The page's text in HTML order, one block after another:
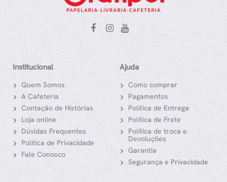
Institucional
Quem Somos
A Cafeteria
Contação de Histórias
Loja online
Dúvidas Frequentes
Política de Privacidade
Fale Conosco
Ajuda
Como comprar
Pagamentos
Política de Entrega
Política de Frete
Política de troca e
Devoluções
Garantia
Segurança e Privacidade